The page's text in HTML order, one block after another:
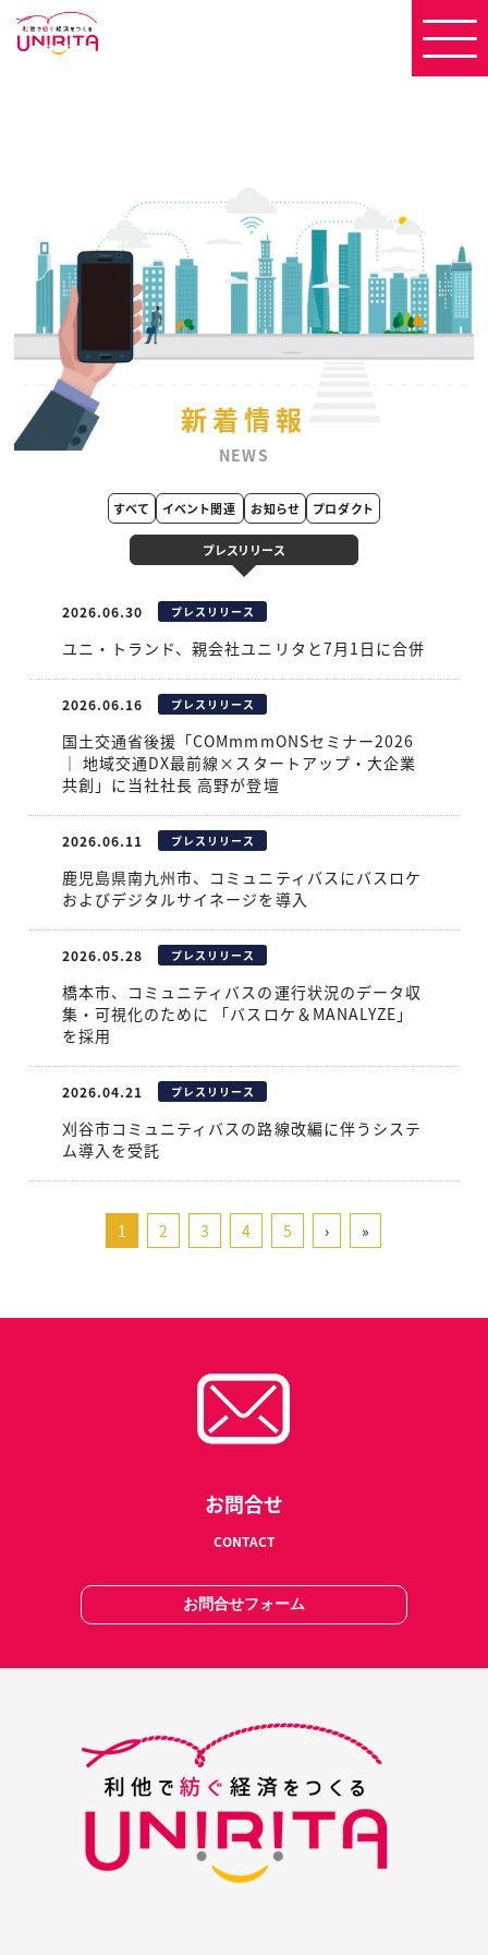
新着情報
NEWS
すべて イベント関連 お知らせ
プレスリリース
プロダクト
2026.06.30 プレスリリース
ユニ・トランド、親会社ユニリタと7月1日に合併
2026.06.16 プレスリリース
国土交通省後援「COMmmmONSセミナー2026
｜ 地域交通DX最前線×スタートアップ・大企業
共創」に当社社長 高野が登壇
2026.06.11 プレスリリース
鹿児島県南九州市、コミュニティバスにバスロケ
およびデジタルサイネージを導入
2026.05.28 プレスリリース
橋本市、コミュニティバスの運行状況のデータ収
集・可視化のために 「バスロケ＆MANALYZE」
を採用
2026.04.21 プレスリリース
刈谷市コミュニティバスの路線改編に伴うシステ
ム導入を受託
1 2 3 4 5 › »
お問合せ
CONTACT
お問合せフォーム